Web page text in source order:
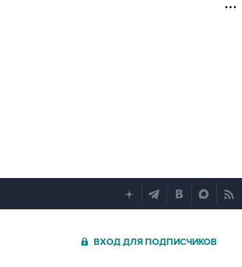
ВХОД ДЛЯ ПОДПИСЧИКОВ